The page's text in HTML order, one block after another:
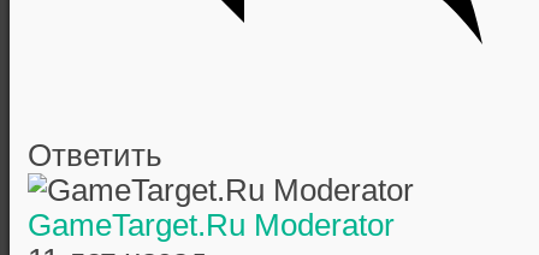
Ответить
GameTarget.Ru Moderator